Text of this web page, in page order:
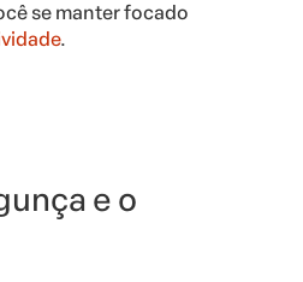
se manter focado
.
e o